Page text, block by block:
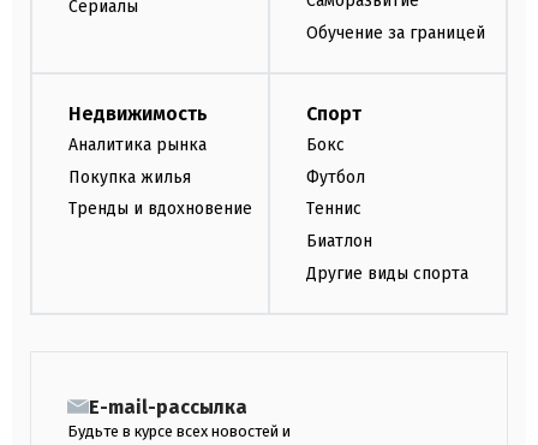
Сериалы
Обучение за границей
Недвижимость
Аналитика рынка
Покупка жилья
Тренды и вдохновение
Спорт
Бокс
Футбол
Теннис
Биатлон
Другие виды спорта
E-mail-рассылка
Будьте в курсе всех новостей и